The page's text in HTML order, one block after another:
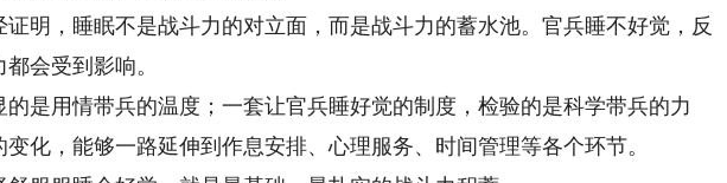
，睡眠不是战斗力的对立面，而是战斗力的蓄水池。官兵睡不好觉，反
会受到影响。
用情带兵的温度；一套让官兵睡好觉的制度，检验的是科学带兵的力
化，能够一路延伸到作息安排、心理服务、时间管理等各个环节。